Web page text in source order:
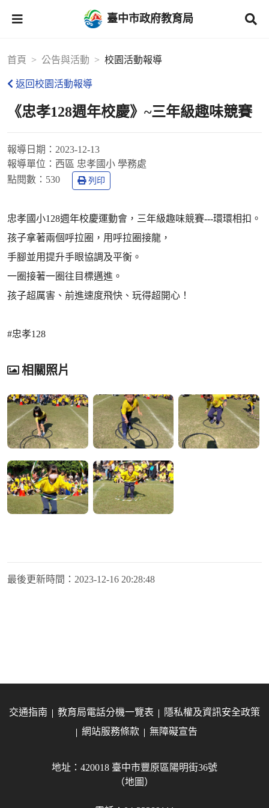
臺中市政府教育局
首頁 公告與活動 校園活動報導
返回校園活動報導
《忠孝128週年校慶》~三年級趣味競賽
報導日期： 2023-12-13
報導單位： 西區 忠孝國小 學務處
點閱數： 530 列印
忠孝國小128週年校慶運動會，三年級趣味競賽---環環相扣。
孩子拿著兩個呼拉圈，用呼拉圈接龍，
手腳並用提升手眼協調及平衡。
一圈接著一圈往目標邁進。
孩子超厲害、前進速度飛快、玩得超開心！
#忠孝128
相關照片
最後更新時間： 2023-12-16 20:28:48
交通指南 教育局電話分機一覽表
隱私權及資訊安全政策
網站服務條款
無障礙宣告
地址：420018 臺中市豐原區陽明街36號
（地圖）